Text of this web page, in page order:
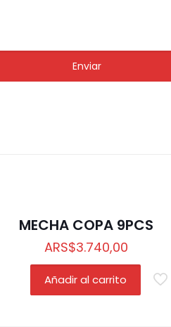
MECHA COPA 9PCS
ARS$3.740,00
Añadir al carrito